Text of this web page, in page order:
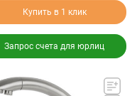
Купить в 1 клик
Запрос счета для юрлиц